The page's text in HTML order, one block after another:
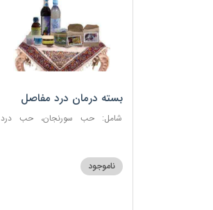
بسته درمان درد مفاصل
شامل: حب سورنجان، حب درد
دوغ شتر، روغن گرم کد123
ناموجود